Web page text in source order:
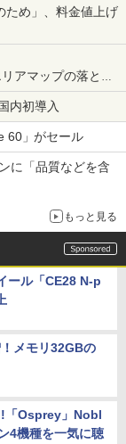
ため」、料金値上げ
アマップの落とし
内初導入
60」がセール
に「品質などを含
もっと見る
ール「CE28 N-p
メモリ32GBの
!「Osprey」Nobl
4機種を一気に聴